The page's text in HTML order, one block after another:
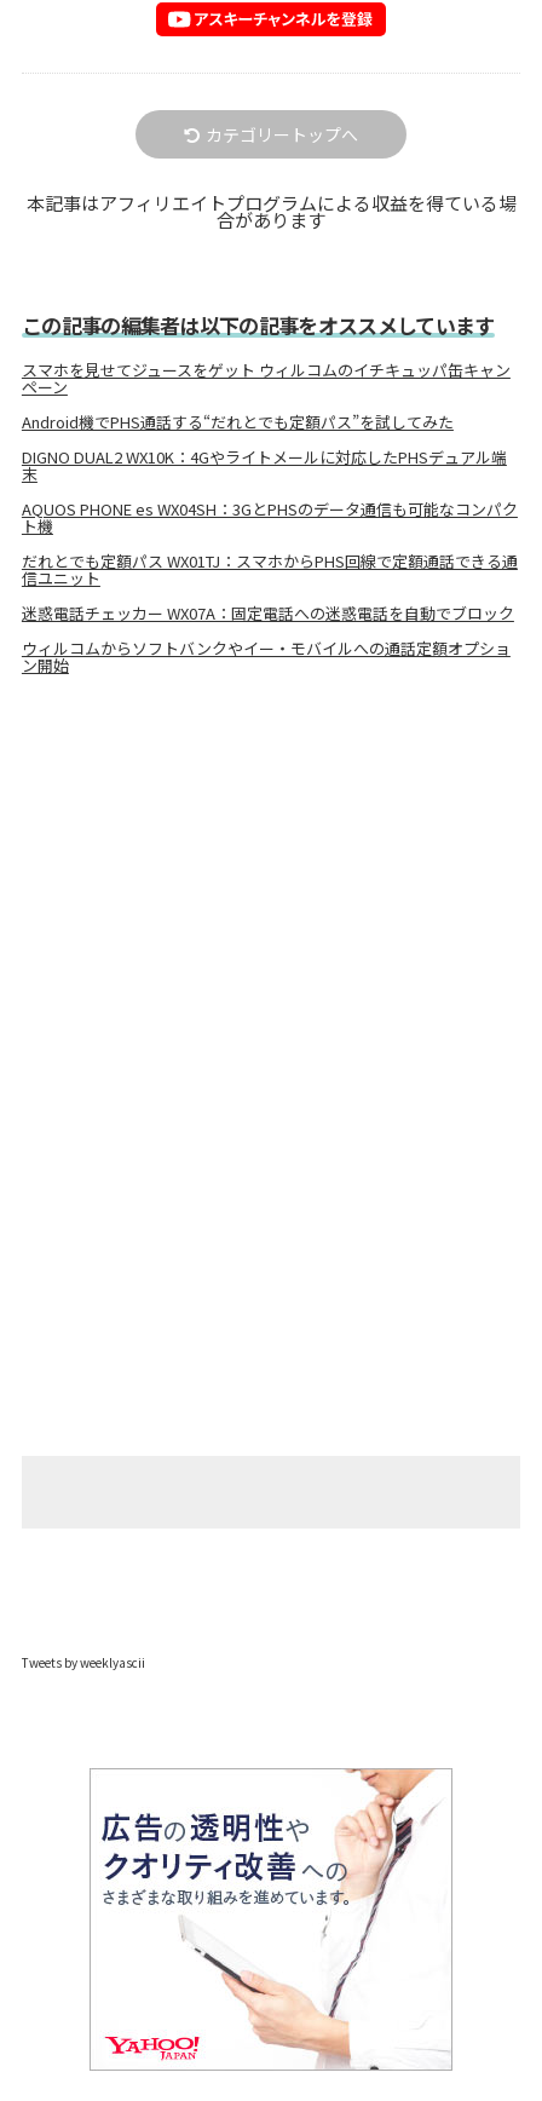
カテゴリートップへ
本記事はアフィリエイトプログラムによる収益を得ている場
合があります
この記事の編集者は以下の記事をオススメしています
スマホを見せてジュースをゲット ウィルコムのイチキュッパ缶キャン
ペーン
Android機でPHS通話する“だれとでも定額パス”を試してみた
DIGNO DUAL2 WX10K：4Gやライトメールに対応したPHSデュアル端
末
AQUOS PHONE es WX04SH：3GとPHSのデータ通信も可能なコンパク
ト機
だれとでも定額パス WX01TJ：スマホからPHS回線で定額通話できる通
信ユニット
迷惑電話チェッカー WX07A：固定電話への迷惑電話を自動でブロック
ウィルコムからソフトバンクやイー・モバイルへの通話定額オプショ
ン開始
Tweets by weeklyascii